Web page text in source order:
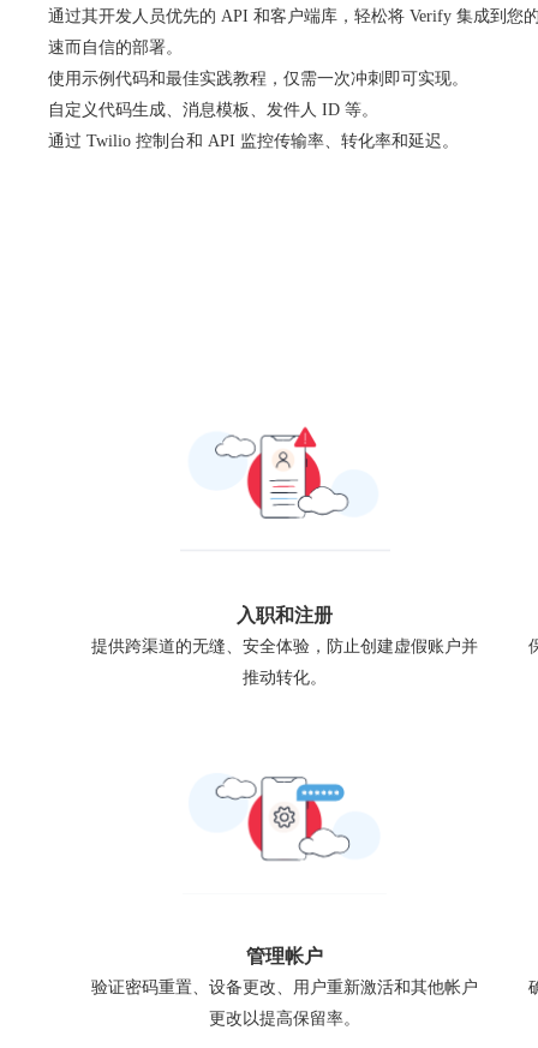
通过其开发人员优先的 API 和客户端库，轻松将 Verify 集成到您
速而自信的部署。
使用示例代码和最佳实践教程，仅需一次冲刺即可实现。
自定义代码生成、消息模板、发件人 ID 等。
通过 Twilio 控制台和 API 监控传输率、转化率和延迟。
入职和注册
提供跨渠道的无缝、安全体验，防止创建虚假账户并
推动转化。
管理帐户
验证密码重置、设备更改、用户重新激活和其他帐户
更改以提高保留率。